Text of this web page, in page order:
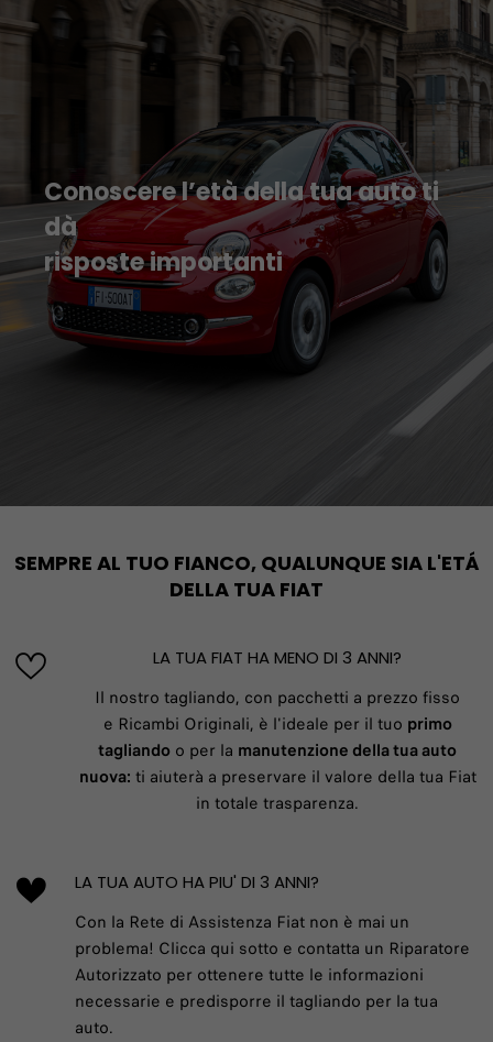
Conoscere l’età della tua auto ti
dà
risposte importanti
SEMPRE AL TUO FIANCO, QUALUNQUE SIA L'ETÁ
DELLA TUA FIAT
LA TUA FIAT HA MENO DI 3 ANNI?
Il nostro tagliando, con pacchetti a prezzo fisso
e Ricambi Originali, è l'ideale per il tuo primo
tagliando o per la manutenzione della tua auto
nuova: ti aiuterà a preservare il valore della tua Fiat
in totale trasparenza.
LA TUA AUTO HA PIU' DI 3 ANNI?
Con la Rete di Assistenza Fiat non è mai un
problema! Clicca qui sotto e contatta un Riparatore
Autorizzato per ottenere tutte le informazioni
necessarie e predisporre il tagliando per la tua
auto.